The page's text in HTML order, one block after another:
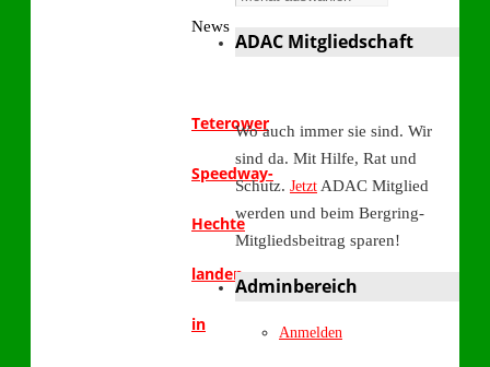
News
Teterower
Speedway-
Hechte
landen
in
ADAC Mitgliedschaft
Wo auch immer sie sind. Wir
sind da. Mit Hilfe, Rat und
Schutz. Jetzt ADAC Mitglied
werden und beim Bergring-
Mitgliedsbeitrag sparen!
Adminbereich
Anmelden